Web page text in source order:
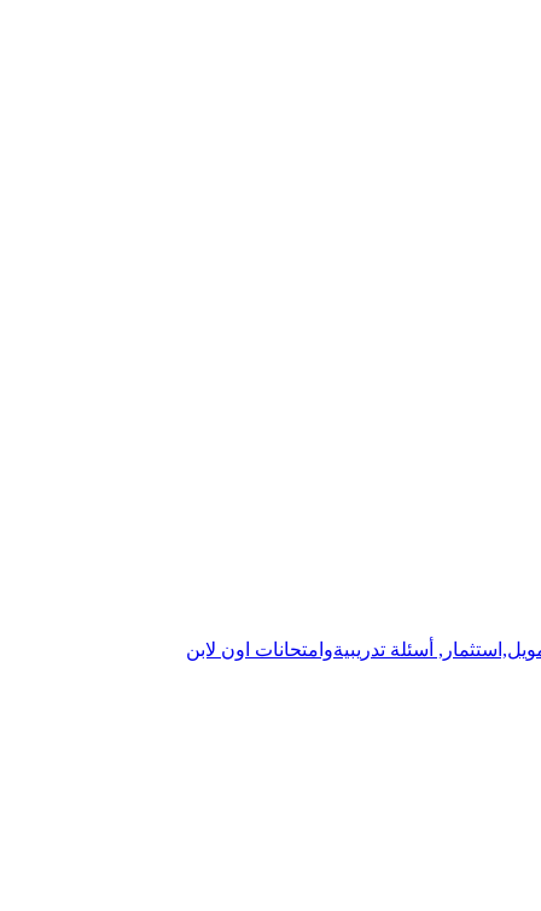
أسئلة تدريبيةوامتحانات اون لابن